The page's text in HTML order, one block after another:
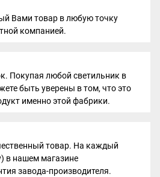
Вами товар в любую точку
компанией.
Покупая любой светильник в
быть уверены в том, что это
именно этой фабрики.
товар. На каждый
в нашем магазине
завода-производителя.